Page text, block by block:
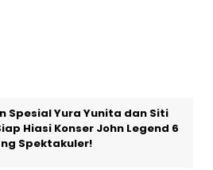
Spesial Yura Yunita dan Siti
Hiasi Konser John Legend 6
Spektakuler!